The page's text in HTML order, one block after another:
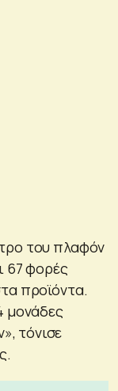
του πλαφόν
67 φορές
προϊόντα.
μονάδες
τόνισε